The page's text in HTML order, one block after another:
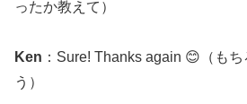
ったか教えて）
Ken ：Sure! Thanks again 😊（も
う）